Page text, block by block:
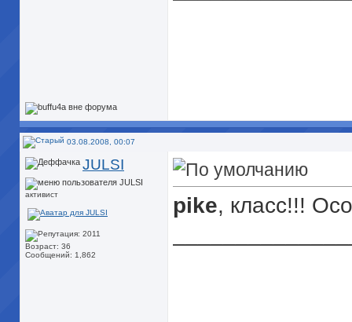
03.08.2008, 00:07
JULSI
активист
Возраст: 36
Сообщений: 1,862
pike, класс!!!